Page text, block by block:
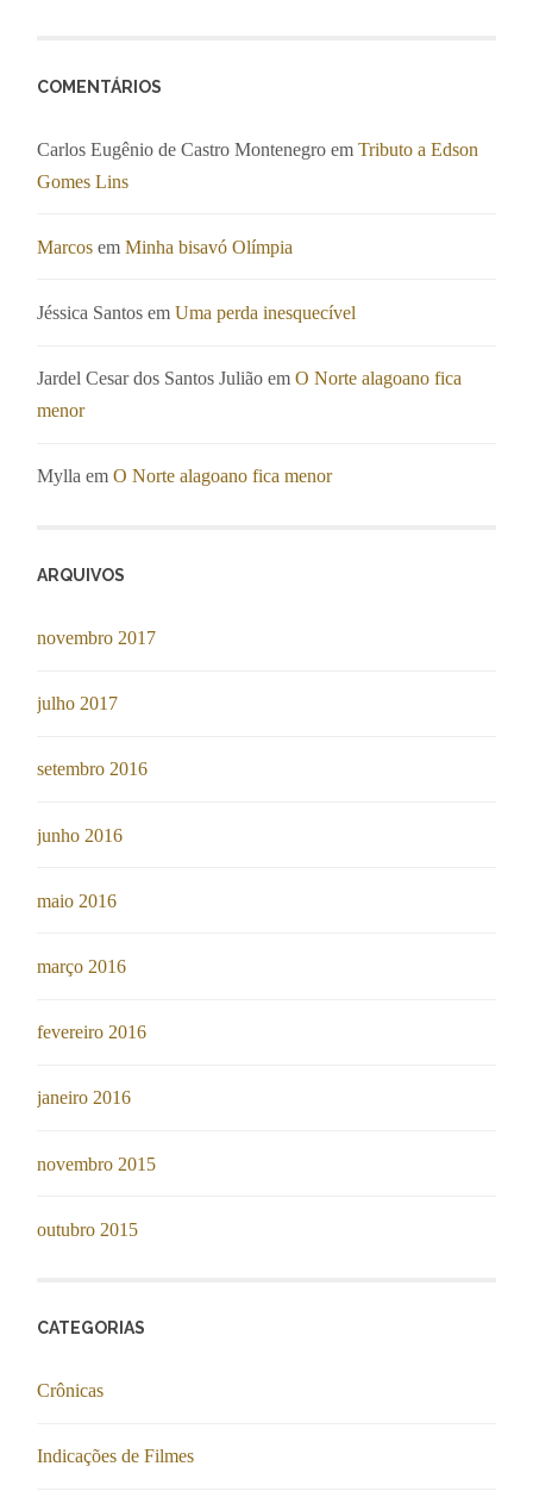
COMENTÁRIOS
Carlos Eugênio de Castro Montenegro emTributo a Edson
Gomes Lins
Marcos emMinha bisavó Olímpia
Jéssica Santos emUma perda inesquecível
Jardel Cesar dos Santos Julião emO Norte alagoano fica
menor
Mylla emO Norte alagoano fica menor
ARQUIVOS
novembro 2017
julho 2017
setembro 2016
junho 2016
maio 2016
março 2016
fevereiro 2016
janeiro 2016
novembro 2015
outubro 2015
CATEGORIAS
Crônicas
Indicações de Filmes